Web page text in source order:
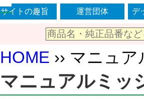
サイトの趣旨 運営団体 デ
HOME ›› マニュ
マニュアルミッ